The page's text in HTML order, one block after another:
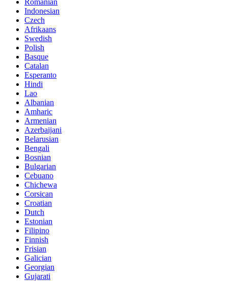
Indonesian
Czech
Afrikaans
Swedish
Polish
Basque
Catalan
Esperanto
Hindi
Lao
Albanian
Amharic
Armenian
Azerbaijani
Belarusian
Bengali
Bosnian
Bulgarian
Cebuano
Chichewa
Corsican
Croatian
Dutch
Estonian
Filipino
Finnish
Frisian
Galician
Georgian
Gujarati